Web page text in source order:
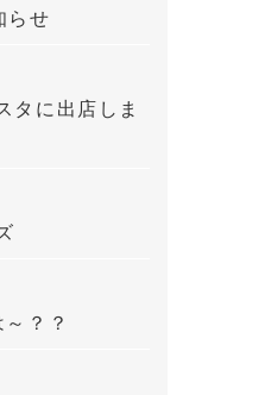
らせ
タに出店しま
？？